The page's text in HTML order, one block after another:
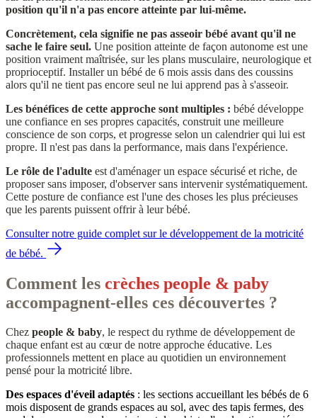
position qu'il n'a pas encore atteinte par lui-même.
Concrètement, cela signifie ne pas asseoir bébé avant qu'il ne
sache le faire seul. Une position atteinte de façon autonome est une
position vraiment maîtrisée, sur les plans musculaire, neurologique et
proprioceptif. Installer un bébé de 6 mois assis dans des coussins
alors qu'il ne tient pas encore seul ne lui apprend pas à s'asseoir.
Les bénéfices de cette approche sont multiples : bébé développe
une confiance en ses propres capacités, construit une meilleure
conscience de son corps, et progresse selon un calendrier qui lui est
propre. Il n'est pas dans la performance, mais dans l'expérience.
Le rôle de l'adulte est d'aménager un espace sécurisé et riche, de
proposer sans imposer, d'observer sans intervenir systématiquement.
Cette posture de confiance est l'une des choses les plus précieuses
que les parents puissent offrir à leur bébé.
Consulter notre guide complet sur le développement de la motricité
de bébé.
Comment les crèches people & paby
accompagnent-elles ces découvertes ?
Chez people & baby, le respect du rythme de développement de
chaque enfant est au cœur de notre approche éducative. Les
professionnels mettent en place au quotidien un environnement
pensé pour la motricité libre.
Des espaces d'éveil adaptés : les sections accueillant les bébés de 6
mois disposent de grands espaces au sol, avec des tapis fermes, des